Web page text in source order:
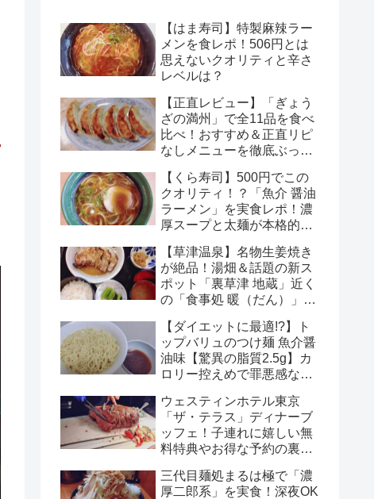
【はま寿司】特製麻辣ラー
メンを食レポ！506円とは
思えないクオリティと辛さ
レベルは？
【正直レビュー】「ぎょう
ざの満州」で全11品を食べ
比べ！おすすめ＆正直リピ
なしメニューを徹底ぶっち
【くら寿司】500円でこの
クオリティ！？「魚介 醤油
ラーメン」を実食レポ！濃
厚スープと太麺が本格的す
【草津温泉】名物生姜焼き
が絶品！湯畑＆話題の新ス
ポット「裏草津 地蔵」近く
の「食事処 暖（だん）」正
【ダイエットに最適!?】ト
ップバリュのつけ麺 魚介醤
油味【驚異の脂質2.5g】カ
ロリー控えめで罪悪感なし
ウェスティンホテル東京
「ザ・テラス」ディナーブ
ッフェ！子連れに嬉しい無
料特典やお得な予約の裏ワ
三代目麺処まるは極で「濃
厚二郎系」を実食！深夜OK